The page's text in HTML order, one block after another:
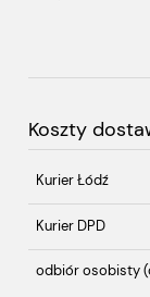
Koszty
Cena nie
Kurier Łódź
Kurier DPD
odbiór osobisty